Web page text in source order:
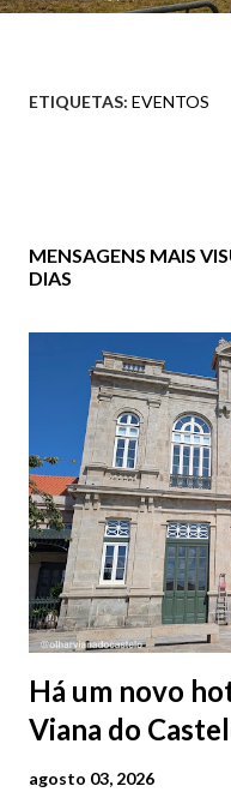
ETIQUETAS: EVENTOS
MENSAGENS MAIS
DIAS
Há um novo
Viana do
agosto 03, 2026